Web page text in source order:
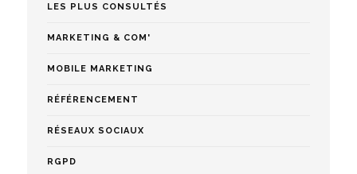
LES PLUS CONSULTÉS
MARKETING & COM'
MOBILE MARKETING
RÉFÉRENCEMENT
RÉSEAUX SOCIAUX
RGPD